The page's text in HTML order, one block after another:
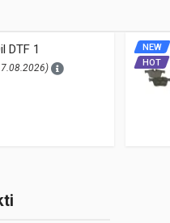
DTF 1
NEW
HOT